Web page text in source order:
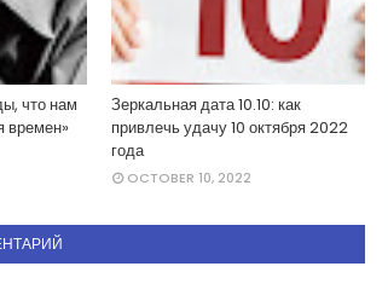
что нам
времен»
Зеркальная дата 10.10: как
привлечь удачу 10 октября 2022
года
OCTOBER 10, 2022